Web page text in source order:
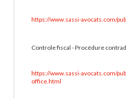
https://www.sassi-avocats.com/
Controle fiscal - Procédure
https://www.sassi-avocats.com/
office.html